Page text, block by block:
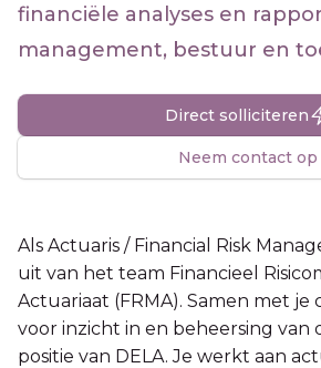
financiële analyses en
management, bestuur en
Direct solliciteren
Neem contact op
Als Actuaris / Financial Risk
uit van het team Financieel
Actuariaat (FRMA). Samen met je
voor inzicht in en beheersing van
positie van DELA. Je werkt aan